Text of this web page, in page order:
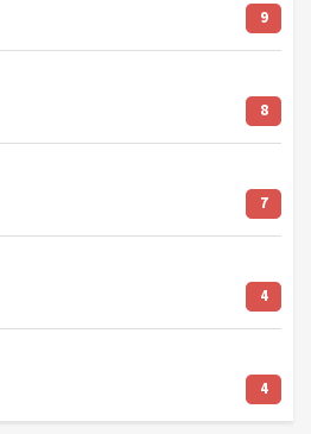
9
8
7
4
4